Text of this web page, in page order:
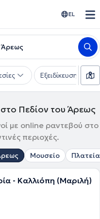
EL
Άρεως
Εξειδίκευση
Πεδίον του Άρεως
με online ραντεβού στο
περιοχές.
Μουσείο
- Καλλιόπη (Μαριλή)